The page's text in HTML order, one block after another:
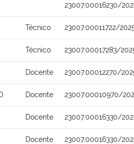
23007.00016230/
Técnico 23007.00011722/
Técnico 23007.00017283/
Docente 23007.00012270/
Docente 23007.00010970/
Docente 23007.00016330/
Docente 23007.00016330/